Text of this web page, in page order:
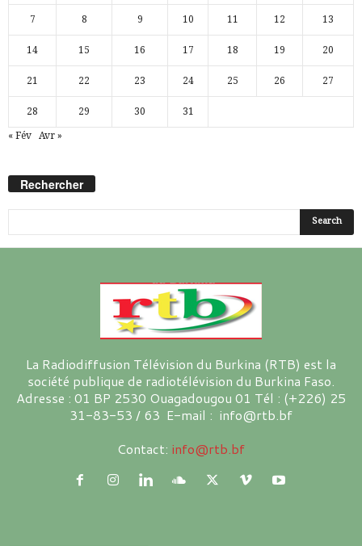
7 8 9 10 11 12 13
14 15 16 17 18 19 20
21 22 23 24 25 26 27
28 29 30 31
« Fév Avr »
Rechercher
La Radiodiffusion Télévision du Burkina (RTB) est la
société publique de radiotélévision du Burkina Faso.
Adresse : 01 BP 2530 Ouagadougou 01 Tél : (+226) 25
31-83-53 / 63 E-mail : info@rtb.bf
Contact: info@rtb.bf